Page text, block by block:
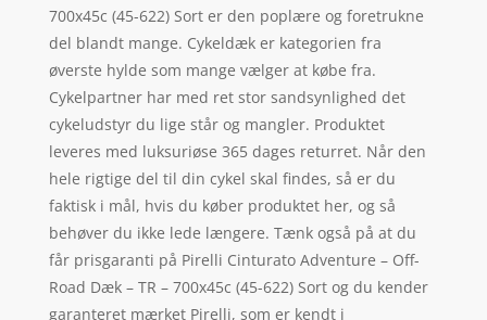
700x45c (45-622) Sort er den poplære og foretrukne
del blandt mange. Cykeldæk er kategorien fra
øverste hylde som mange vælger at købe fra.
Cykelpartner har med ret stor sandsynlighed det
cykeludstyr du lige står og mangler. Produktet
leveres med luksuriøse 365 dages returret. Når den
hele rigtige del til din cykel skal findes, så er du
faktisk i mål, hvis du køber produktet her, og så
behøver du ikke lede længere. Tænk også på at du
får prisgaranti på Pirelli Cinturato Adventure – Off-
Road Dæk – TR – 700x45c (45-622) Sort og du kender
garanteret mærket Pirelli, som er kendt i